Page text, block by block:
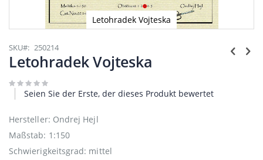
Letohradek Vojteska
Anfang
der
Bildgalerie
SKU 250214
Letohradek Vojteska
Seien Sie der Erste, der dieses Produkt bewertet
Hersteller: Ondrej Hejl
Maßstab: 1:150
Schwierigkeitsgrad: mittel